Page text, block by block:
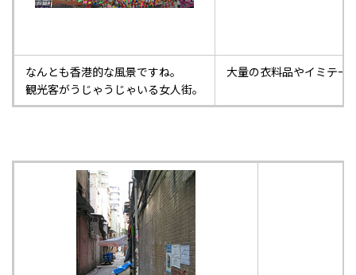
なんとも香港的な風景ですね。
観光客がうじゃうじゃいる女人街。
大量の衣料品やイミテー